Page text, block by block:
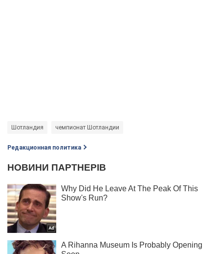
Шотландия чемпионат Шотландии
Редакционная политика